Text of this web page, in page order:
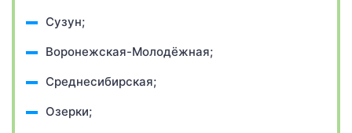
Сузун;
Воронежская-Молодёжная;
Среднесибирская;
Озерки;